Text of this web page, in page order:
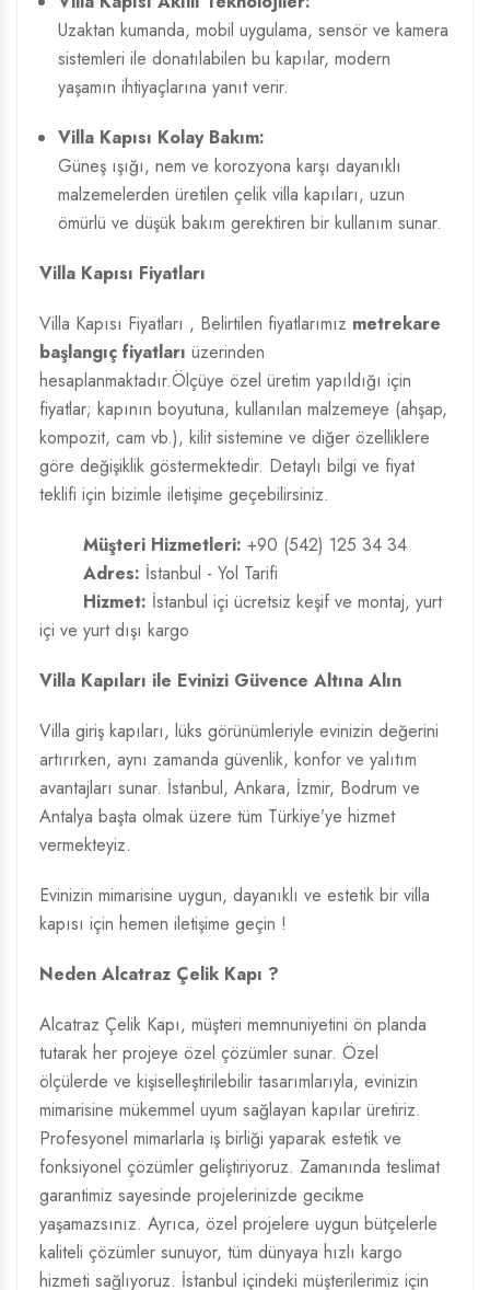
Uzaktan kumanda, mobil uygulama, sensör ve kamera
sistemleri ile donatılabilen bu kapılar, modern
yaşamın ihtiyaçlarına yanıt verir.
Villa Kapısı Kolay Bakım:
Güneş ışığı, nem ve korozyona karşı dayanıklı
malzemelerden üretilen çelik villa kapıları, uzun
ömürlü ve düşük bakım gerektiren bir kullanım sunar.
Villa Kapısı Fiyatları
Villa Kapısı Fiyatları , Belirtilen fiyatlarımız metrekare
başlangıç fiyatları üzerinden
hesaplanmaktadır.Ölçüye özel üretim yapıldığı için
fiyatlar; kapının boyutuna, kullanılan malzemeye (ahşap,
kompozit, cam vb.), kilit sistemine ve diğer özelliklere
göre değişiklik göstermektedir. Detaylı bilgi ve fiyat
teklifi için bizimle iletişime geçebilirsiniz.
Müşteri Hizmetleri: +90 (542) 125 34 34
Adres: İstanbul - Yol Tarifi
Hizmet: İstanbul içi ücretsiz keşif ve montaj, yurt
içi ve yurt dışı kargo
Villa Kapıları ile Evinizi Güvence Altına Alın
Villa giriş kapıları, lüks görünümleriyle evinizin değerini
artırırken, aynı zamanda güvenlik, konfor ve yalıtım
avantajları sunar. İstanbul, Ankara, İzmir, Bodrum ve
Antalya başta olmak üzere tüm Türkiye’ye hizmet
vermekteyiz.
Evinizin mimarisine uygun, dayanıklı ve estetik bir villa
kapısı için hemen iletişime geçin !
Neden Alcatraz Çelik Kapı ?
Alcatraz Çelik Kapı, müşteri memnuniyetini ön planda
tutarak her projeye özel çözümler sunar. Özel
ölçülerde ve kişiselleştirilebilir tasarımlarıyla, evinizin
mimarisine mükemmel uyum sağlayan kapılar üretiriz.
Profesyonel mimarlarla iş birliği yaparak estetik ve
fonksiyonel çözümler geliştiriyoruz. Zamanında teslimat
garantimiz sayesinde projelerinizde gecikme
yaşamazsınız. Ayrıca, özel projelere uygun bütçelerle
kaliteli çözümler sunuyor, tüm dünyaya hızlı kargo
hizmeti sağlıyoruz. İstanbul içindeki müşterilerimiz için